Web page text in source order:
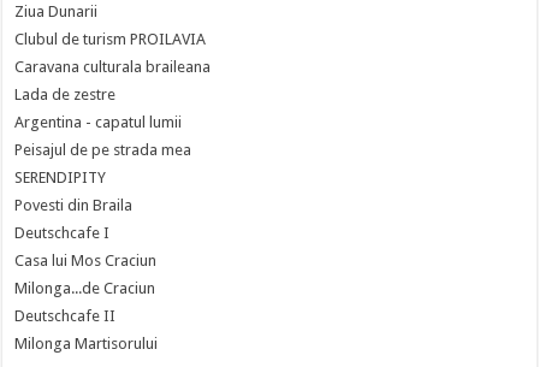
Ziua Dunarii
Clubul de turism PROILAVIA
Caravana culturala braileana
Lada de zestre
Argentina - capatul lumii
Peisajul de pe strada mea
SERENDIPITY
Povesti din Braila
Deutschcafe I
Casa lui Mos Craciun
Milonga...de Craciun
Deutschcafe II
Milonga Martisorului